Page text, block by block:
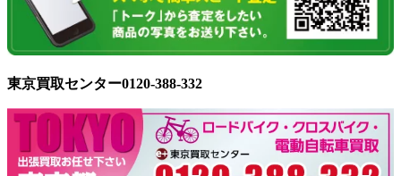
東京買取センター0120-388-332